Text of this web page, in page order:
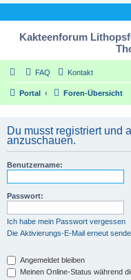
Kakteenforum
FAQ Kontakt
Portal Foren-Übersicht
Du musst registriert und
anzuschauen.
Benutzername:
Passwort:
Ich habe mein Passwort vergessen
Die Aktivierungs-E-Mail erneut
Angemeldet bleiben
Meinen Online-Status während